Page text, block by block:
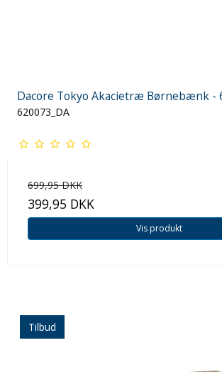
Dacore Tokyo Akacietræ Børnebænk -
620073_DA
699,95 DKK
399,95 DKK
Vis produkt
Tilbud